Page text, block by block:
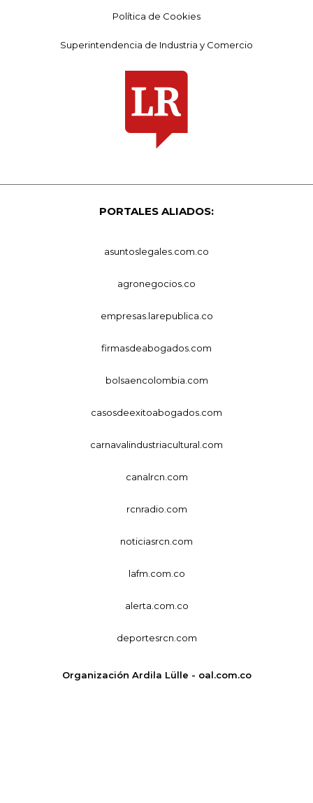
Política de Cookies
Superintendencia de Industria y Comercio
PORTALES ALIADOS:
asuntoslegales.com.co
agronegocios.co
empresas.larepublica.co
firmasdeabogados.com
bolsaencolombia.com
casosdeexitoabogados.com
carnavalindustriacultural.com
canalrcn.com
rcnradio.com
noticiasrcn.com
lafm.com.co
alerta.com.co
deportesrcn.com
Organización Ardila Lülle - oal.com.co